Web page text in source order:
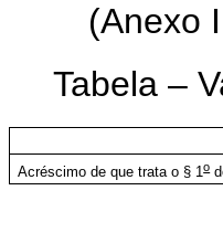
(Anexo
Tabela –
Acréscimo de que trata o § 1o